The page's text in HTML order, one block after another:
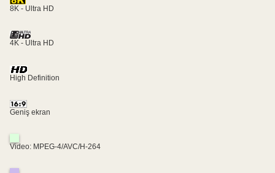
8K - Ultra HD
4K - Ultra HD
High Definition
Geniş ekran
Video: MPEG-4/AVC/H-264